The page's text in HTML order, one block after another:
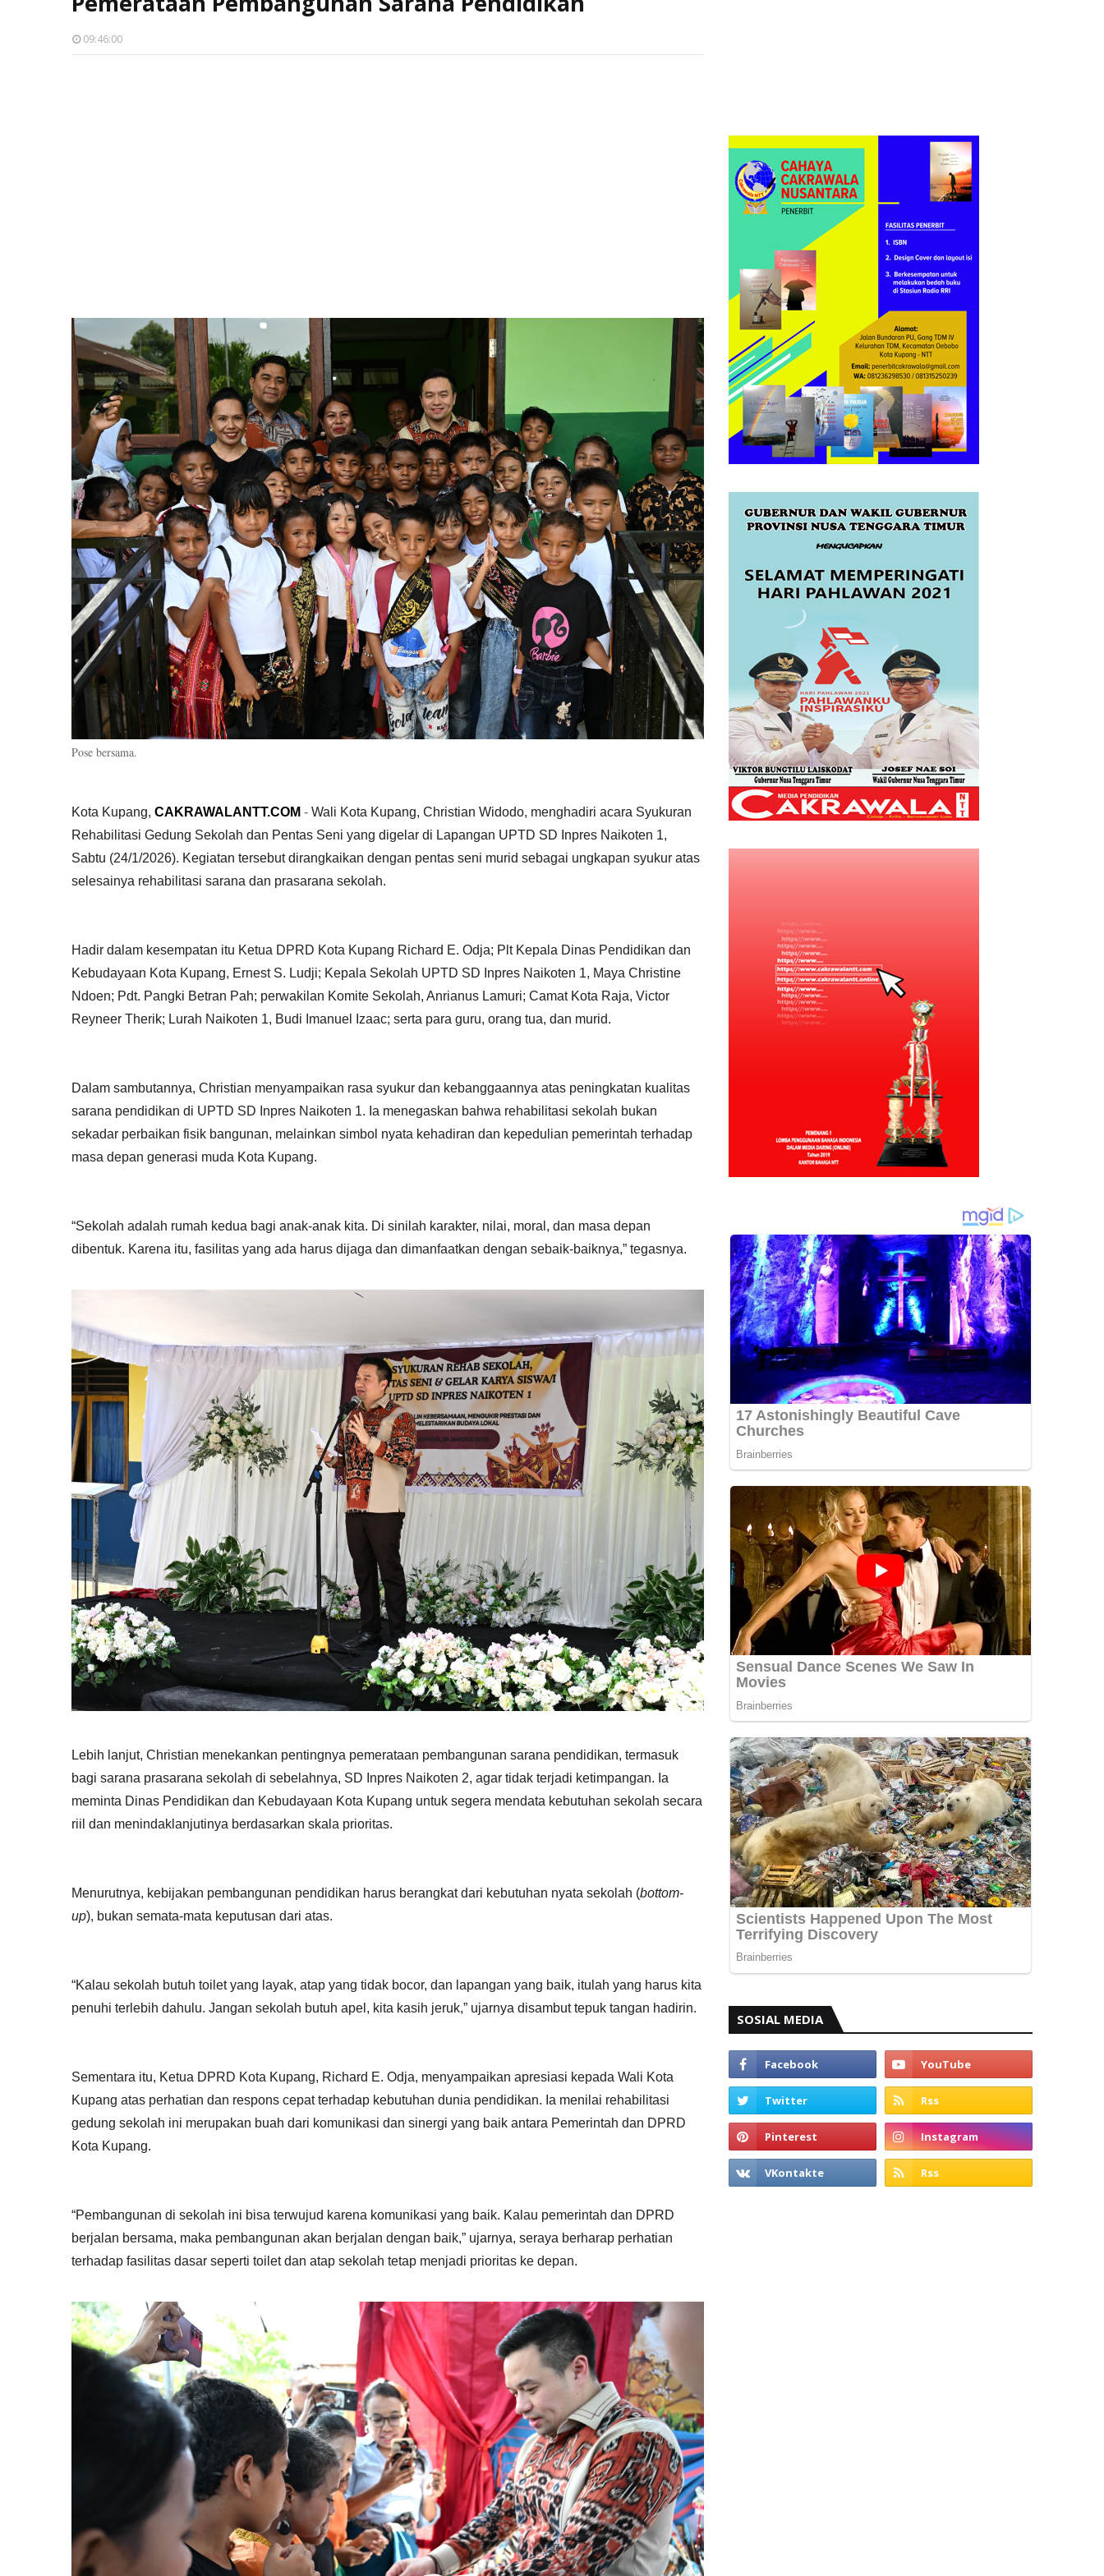
09:46:00
Pose bersama.
Kota Kupang, CAKRAWALANTT.COM - Wali Kota Kupang, Christian Widodo, menghadiri acara Syukuran
Rehabilitasi Gedung Sekolah dan Pentas Seni yang digelar di Lapangan UPTD SD Inpres Naikoten 1,
Sabtu (24/1/2026). Kegiatan tersebut dirangkaikan dengan pentas seni murid sebagai ungkapan syukur atas
selesainya rehabilitasi sarana dan prasarana sekolah.
Hadir dalam kesempatan itu Ketua DPRD Kota Kupang Richard E. Odja; Plt Kepala Dinas Pendidikan dan
Kebudayaan Kota Kupang, Ernest S. Ludji; Kepala Sekolah UPTD SD Inpres Naikoten 1, Maya Christine
Ndoen; Pdt. Pangki Betran Pah; perwakilan Komite Sekolah, Anrianus Lamuri; Camat Kota Raja, Victor
Reyneer Therik; Lurah Naikoten 1, Budi Imanuel Izaac; serta para guru, orang tua, dan murid.
Dalam sambutannya, Christian menyampaikan rasa syukur dan kebanggaannya atas peningkatan kualitas
sarana pendidikan di UPTD SD Inpres Naikoten 1. Ia menegaskan bahwa rehabilitasi sekolah bukan
sekadar perbaikan fisik bangunan, melainkan simbol nyata kehadiran dan kepedulian pemerintah terhadap
masa depan generasi muda Kota Kupang.
“Sekolah adalah rumah kedua bagi anak-anak kita. Di sinilah karakter, nilai, moral, dan masa depan
dibentuk. Karena itu, fasilitas yang ada harus dijaga dan dimanfaatkan dengan sebaik-baiknya,” tegasnya.
Lebih lanjut, Christian menekankan pentingnya pemerataan pembangunan sarana pendidikan, termasuk
bagi sarana prasarana sekolah di sebelahnya, SD Inpres Naikoten 2, agar tidak terjadi ketimpangan. Ia
meminta Dinas Pendidikan dan Kebudayaan Kota Kupang untuk segera mendata kebutuhan sekolah secara
riil dan menindaklanjutinya berdasarkan skala prioritas.
Menurutnya, kebijakan pembangunan pendidikan harus berangkat dari kebutuhan nyata sekolah (bottom-
up), bukan semata-mata keputusan dari atas.
“Kalau sekolah butuh toilet yang layak, atap yang tidak bocor, dan lapangan yang baik, itulah yang harus kita
penuhi terlebih dahulu. Jangan sekolah butuh apel, kita kasih jeruk,” ujarnya disambut tepuk tangan hadirin.
Sementara itu, Ketua DPRD Kota Kupang, Richard E. Odja, menyampaikan apresiasi kepada Wali Kota
Kupang atas perhatian dan respons cepat terhadap kebutuhan dunia pendidikan. Ia menilai rehabilitasi
gedung sekolah ini merupakan buah dari komunikasi dan sinergi yang baik antara Pemerintah dan DPRD
Kota Kupang.
“Pembangunan di sekolah ini bisa terwujud karena komunikasi yang baik. Kalau pemerintah dan DPRD
berjalan bersama, maka pembangunan akan berjalan dengan baik,” ujarnya, seraya berharap perhatian
terhadap fasilitas dasar seperti toilet dan atap sekolah tetap menjadi prioritas ke depan.
SOSIAL MEDIA